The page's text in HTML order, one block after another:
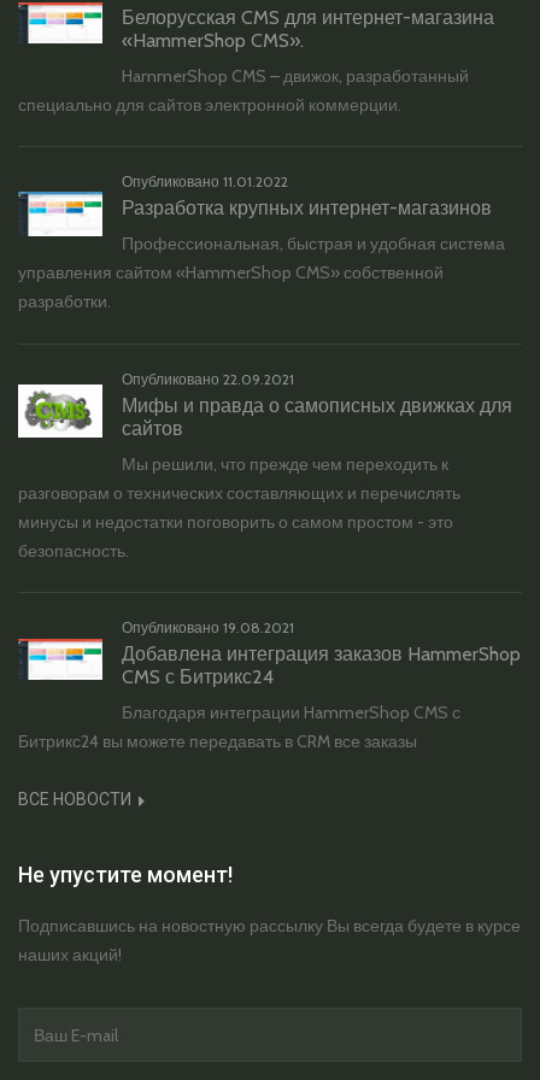
Белорусская CMS для интернет-магазина
«HammerShop CMS».
HammerShop CMS – движок, разработанный
специально для сайтов электронной коммерции.
Опубликовано 11.01.2022
Разработка крупных интернет-магазинов
Профессиональная, быстрая и удобная система
управления сайтом «HammerShop CMS» собственной
разработки.
Опубликовано 22.09.2021
Мифы и правда о самописных движках для
сайтов
Мы решили, что прежде чем переходить к
разговорам о технических составляющих и перечислять
минусы и недостатки поговорить о самом простом - это
безопасность.
Опубликовано 19.08.2021
Добавлена интеграция заказов HammerShop
CMS с Битрикс24
Благодаря интеграции HammerShop CMS с
Битрикс24 вы можете передавать в CRM все заказы
ВСЕ НОВОСТИ
Не упустите момент!
Подписавшись на новостную рассылку Вы всегда будете в курсе
наших акций!